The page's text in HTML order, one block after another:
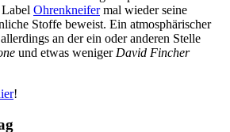
Ohrenkneifermal wieder seine
Stoffe beweist. Ein atmosphärischer
an der ein oder anderen Stelle
und etwas weniger David Fincher
!